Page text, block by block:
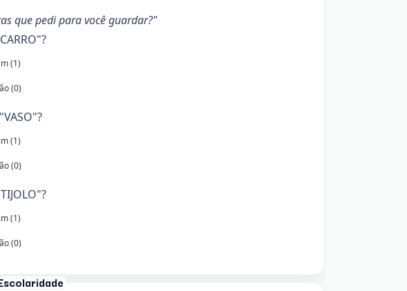
que pedi para você guardar?"
(1)
(0)
(1)
(0)
(1)
(0)